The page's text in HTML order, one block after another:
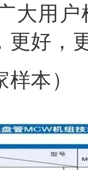
大用
更好，
本）